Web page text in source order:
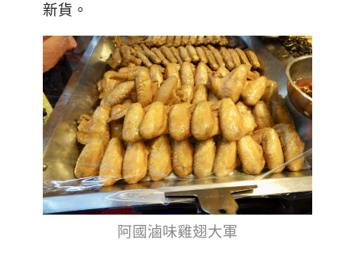
新貨 。
阿國滷味雞翅大軍